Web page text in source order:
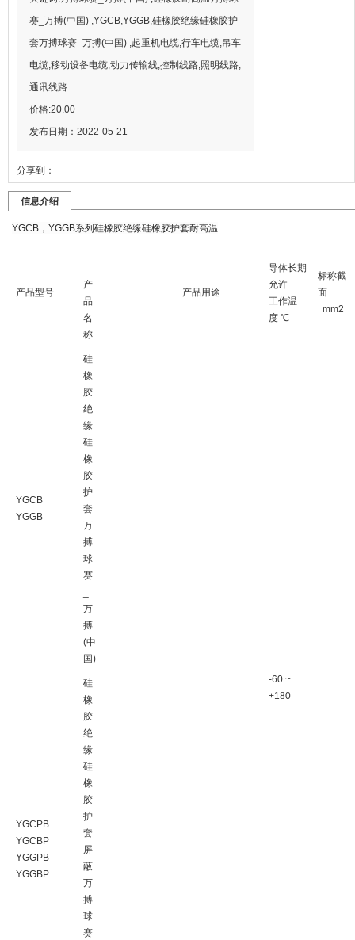
赛_万搏(中国) ,YGCB,YGGB,硅橡胶绝缘硅橡胶护
套万搏球赛_万搏(中国) ,起重机电缆,行车电缆,吊车
电缆,移动设备电缆,动力传输线,控制线路,照明线路,
通讯线路
价格:20.00
发布日期：2022-05-21
分享到：
信息介绍
YGCB，YGGB系列硅橡胶绝缘硅橡胶护套耐高温
产品型号
产
品
名
称
产品用途
导体长期
允许
工作温
度 ℃
标称截
面
mm2
YGCB
YGGB
硅
橡
胶
绝
缘
硅
橡
胶
护
套
万
搏
球
赛
万
搏
(中
国)
-60 ~
+180
YGCPB
YGCBP
YGGPB
YGGBP
硅
橡
胶
绝
缘
硅
橡
胶
护
套
屏
蔽
万
搏
球
赛